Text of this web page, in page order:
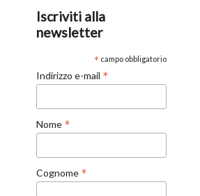
Iscriviti alla
newsletter
* campo obbligatorio
Indirizzo e-mail *
Nome *
Cognome *